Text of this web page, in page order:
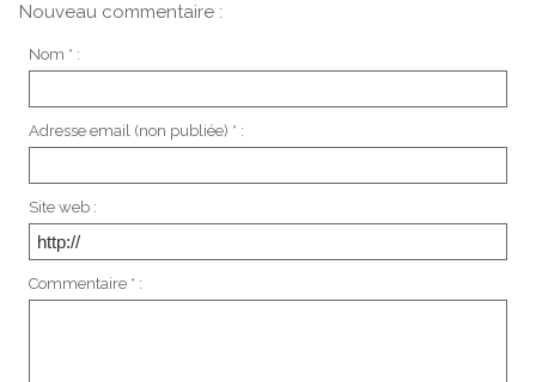
Nouveau commentaire :
Nom * :
Adresse email (non publiée) * :
Site web :
Commentaire * :